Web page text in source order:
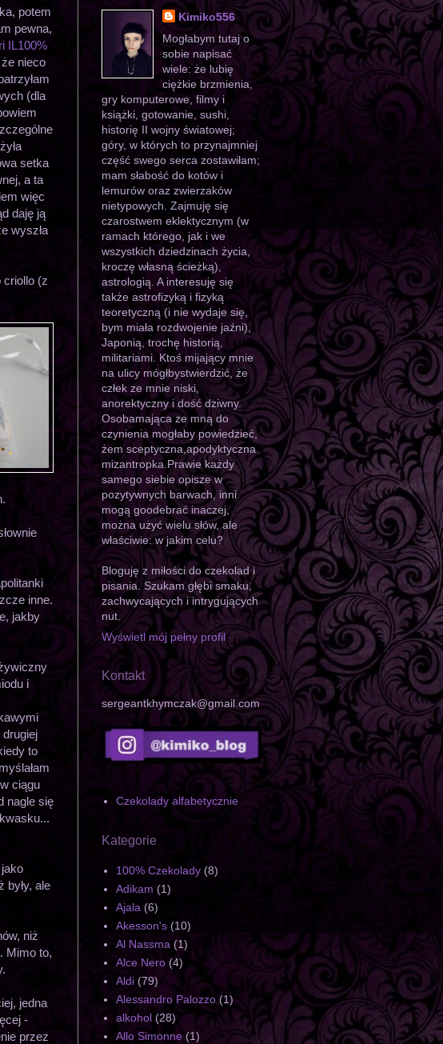
potem
pewna,
IL100%
nieco
(dla
setka
a ta
więc
daję ją
wyszła
(z
inne.
jakby
i
to
ciągu
nagle się
były, ale
niż
Mimo to,
jedna
-
przez
Kimiko556
Mogłabym tutaj o
sobie napisać
wiele: że lubię
ciężkie brzmienia,
gry komputerowe, filmy i
książki, gotowanie, sushi,
historię II wojny światowej;
góry, w których to przynajmniej
część swego serca zostawiłam;
mam słabość do kotów i
lemurów oraz zwierzaków
nietypowych. Zajmuję się
czarostwem eklektycznym (w
ramach którego, jak i we
wszystkich dziedzinach życia,
kroczę własną ścieżką),
astrologią. A interesuję się
także astrofizyką i fizyką
teoretyczną (i nie wydaje się,
bym miała rozdwojenie jaźni),
Japonią, trochę historią,
militariami. Ktoś mijający mnie
na ulicy mógłbystwierdzić, że
człek ze mnie niski,
anorektyczny i dość dziwny.
Osobamająca ze mną do
czynienia mogłaby powiedzieć,
żem sceptyczna,apodyktyczna
mizantropka.Prawie każdy
samego siebie opisze w
pozytywnych barwach, inni
mogą goodebrać inaczej,
można użyć wielu słów, ale
właściwie: w jakim celu?
Bloguję z miłości do czekolad i
pisania. Szukam głębi smaku,
zachwycających i intrygujących
nut.
Wyświetl mój pełny profil
Kontakt
sergeantkhymczak@gmail.com
Czekolady alfabetycznie
Kategorie
100% Czekolady (8)
Adikam (1)
Ajala (6)
Akesson's (10)
Al Nassma (1)
Alce Nero (4)
Aldi (79)
Alessandro Palozzo (1)
alkohol (28)
Allo Simonne (1)